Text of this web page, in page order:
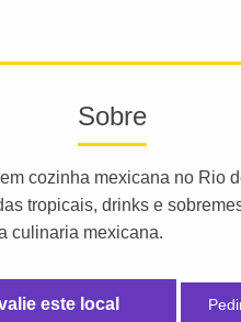
Sobre
cozinha mexicana no Rio
tropicais, drinks e
culinaria mexicana.
este local